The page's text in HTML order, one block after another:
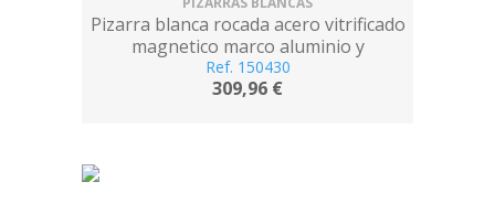
Pizarra blanca rocada acero vitrificado
magnetico marco aluminio y
cantoneras pvc 180x120 cm incluye
bandeja
Ref. 150430
309,96 €